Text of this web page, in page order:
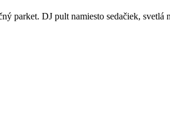
parket. DJ pult namiesto sedačiek,